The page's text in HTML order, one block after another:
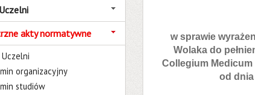
akty normatywne
organizacyjny
studiów
w sprawie
Wolaka do
Collegium
od dnia